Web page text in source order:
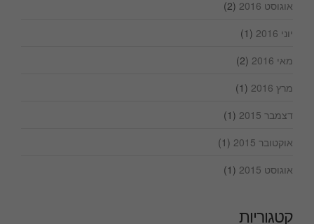
אוגוסט 2016
(2)
יוני 2016
(1)
מאי 2016
(2)
מרץ 2016
(1)
דצמבר 2015
(1)
אוקטובר 2015
(1)
אוגוסט 2015
(1)
קטגוריות